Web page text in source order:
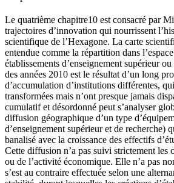
Le quatrième chapitre10 est consacré par
trajectoires d’innovation qui nourrissent
scientifique de l’Hexagone. La carte
entendue comme la répartition dans
établissements d’enseignement supérieur
des années 2010 est le résultat d’un long
d’accumulation d’institutions différentes,
transformées mais n’ont presque jamais
cumulatif et désordonné peut s’analyser
diffusion géographique d’un type
d’enseignement supérieur et de recherche)
banalisé avec la croissance des effectifs
Cette diffusion n’a pas suivi strictement les
ou de l’activité économique. Elle n’a pas
s’est au contraire effectuée selon une